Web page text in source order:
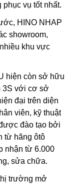
vụ tốt nhất.
HINO NHAP
showroom,
khu vực
hiện còn sở hữu
3S với cơ sở
đại trên diện
viên, kỹ thuật
đào tạo bởi
từ hãng ôtô
nhận từ 6.000
sửa chữa.
trường mở